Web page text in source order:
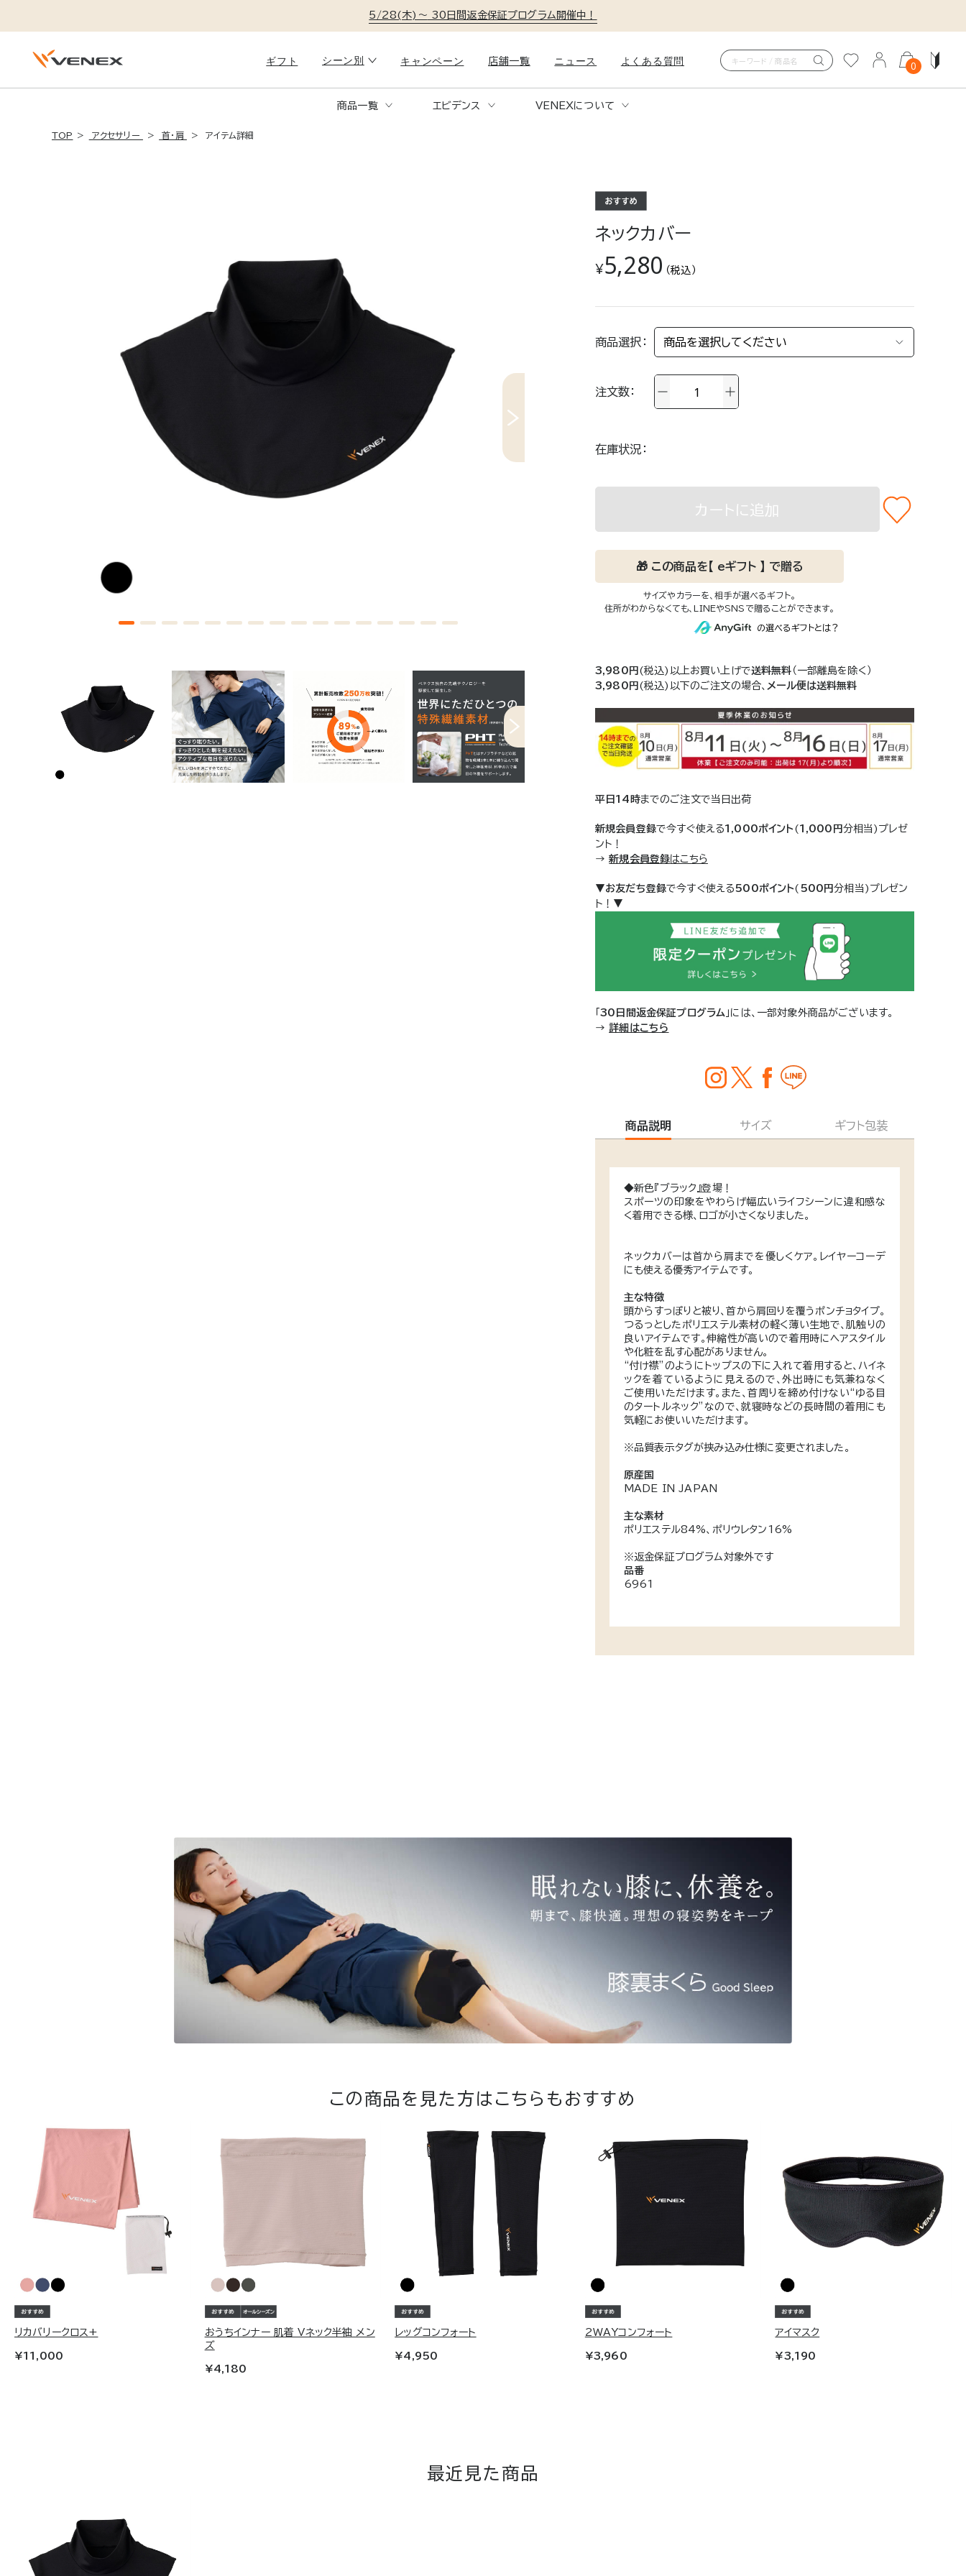
5/28(木)～ 30日間返金保証プログラム開催中！
ギフト シーン別
ソファでの読書も、TV鑑賞も、全身をやさし
く包む快適ウェア。
運動後
RECHARGE＋ RECOVERY MOVE
リカバリムーヴ
通勤、出張、新幹線…長時間の移動が体に残
る人へ。旅先でも仕事でも、移動しながら整
える。
ACCESORRY
キャンペーン 店舗一覧 ニュース よくある質問 0
商品一覧 エビデンス VENEXについて
TOP アクセサリー 首・肩 アイテム詳細
ネックカバー
¥5,280 （税込）
商品選択
注文数
在庫状況
カートに追加
3,980円 (税込)以上お買い上げで送料無料 （一部離島を除く）
3,980円 (税込)以下のご注文の場合、 メール便は送料無料
平日14時までのご注文で当日出荷
新規会員登録で今すぐ使える1,000ポイント(1,000円 分相当)プレゼ
ント！
→新規会員登録はこちら
▼お友だち登録で今すぐ使える500ポイント( 500円分相当)プレゼン
ト！▼
「30日間返金保証プログラム 」には、一部対象外商品がございます。
→詳細はこちら
商品説明
◆新色『ブラック』登場！
スポーツの印象をやわらげ幅広いライフシーンに違和感な
く着用できる様、ロゴが小さくなりました。
ネックカバーは首から肩までを優しくケア。レイヤーコーデ
にも使える優秀アイテムです。
主な特徴
頭からすっぽりと被り、首から肩回りを覆うポンチョタイプ。
つるっとしたポリエステル素材の軽く薄い生地で、肌触りの
良いアイテムです。伸縮性が高いので着用時にヘアスタイル
や化粧を乱す心配がありません。
“付け襟”のようにトップスの下に入れて着用すると、ハイネ
ックを着ているように見えるので、外出時にも気兼ねなく
ご使用いただけます。また、首周りを締め付けない“ゆる目
のタートルネック”なので、就寝時などの長時間の着用にも
気軽にお使いいただけます。
※品質表示タグが挟み込み仕様に変更されました。
原産国
MADE IN JAPAN
主な素材
ポリエステル84%、ポリウレタン16%
※返金保証プログラム対象外です
品番
6961
サイズ ギフト包装
この商品を見た方は こちらもおすすめ
リカバリークロス+
¥11,000
おうちインナー 肌着 Vネック半袖 メン
ズ
¥4,180
レッグコンフォート
¥4,950
2WAYコンフォート
¥3,960
アイマスク
¥3,190
最近見た商品